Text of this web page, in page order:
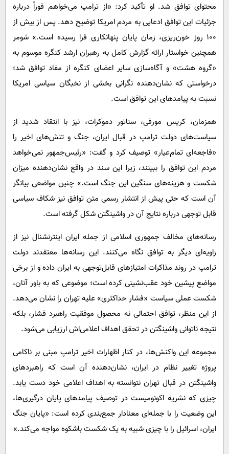
محتوای توافق شد. او تأکید کرد: «از ترامپ می‌خواهم فوراً درباره
جزئیات این توافق ادعایی به مردم امریکا توضیح دهد. پس از بیش از
۱۰۰ روز خون‌ریزی، زمان پایان پنهانکاری فرا رسیده است.» شومر
همچنین خواستار ارائه گزارش کامل به رهبران ارشد کنگره موسوم به
«گروه هشت» و آگاه‌سازی سایر اعضای کنگره از مفاد توافق شد؛
درخواستی که نشان‌دهنده نگرانی بخشی از نخبگان سیاسی امریکا
نسبت به پیامدهای این توافق است.
همزمان، کریس مورفی، سناتور دموکرات، نیز با انتقاد شدید از
سیاست‌های دولت ترامپ در قبال ایران، جنگ و تنش‌های اخیر را
«فاجعه‌ای تمام‌عیار» توصیف کرد و گفت: «رئیس‌جمهور نمی‌خواهد
مردم این توافق را ببینند، زیرا این سند در واقع نشان‌دهنده میزان
شکست و هزینه‌های سنگین این جنگ است.» چنین مواضعی بیانگر
آن است که حتی پیش از انتشار رسمی متن توافق نیز شکاف سیاسی
قابل توجهی درباره نتایج آن در واشینگتن شکل گرفته است.
رسانه‌های مخالف جمهوری اسلامی از جمله ایران اینترنشنال نیز از
زاویه‌ای دیگر به توافق نگاه می‌کنند. این رسانه‌ها معتقدند دولت
ترامپ در روند مذاکرات امتیازهای قابل‌توجهی به ایران داده و از برخی
مواضع پیشین خود عقب‌نشینی کرده است؛ موضوعی که به باور آنان،
شکست عملی سیاست «فشار حداکثری» علیه تهران را نشان می‌دهد.
از این منظر، توافق احتمالی نه محصول موفقیت راهبرد فشار، بلکه
نتیجه ناتوانی واشینگتن در تحقق اهداف اعلامی‌اش ارزیابی می‌شود.
مجموعه این واکنش‌ها، در کنار اظهارات اخیر ترامپ مبنی بر ناکامی
پروژه تغییر نظام در ایران، نشان‌دهنده آن است که راهبردهای
واشینگتن در قبال تهران نتوانسته به اهداف اعلامی خود دست یابد.
چیزی که نشریه اکونومیست در توصیف پیامدهای پایان درگیری‌ها،
این وضعیت را با جمله‌ای معنادار جمع‌بندی کرده است: «پایان جنگ
ایران، اسرائیل را با چیزی شبیه به یک شکست باشکوه مواجه می‌کند.»